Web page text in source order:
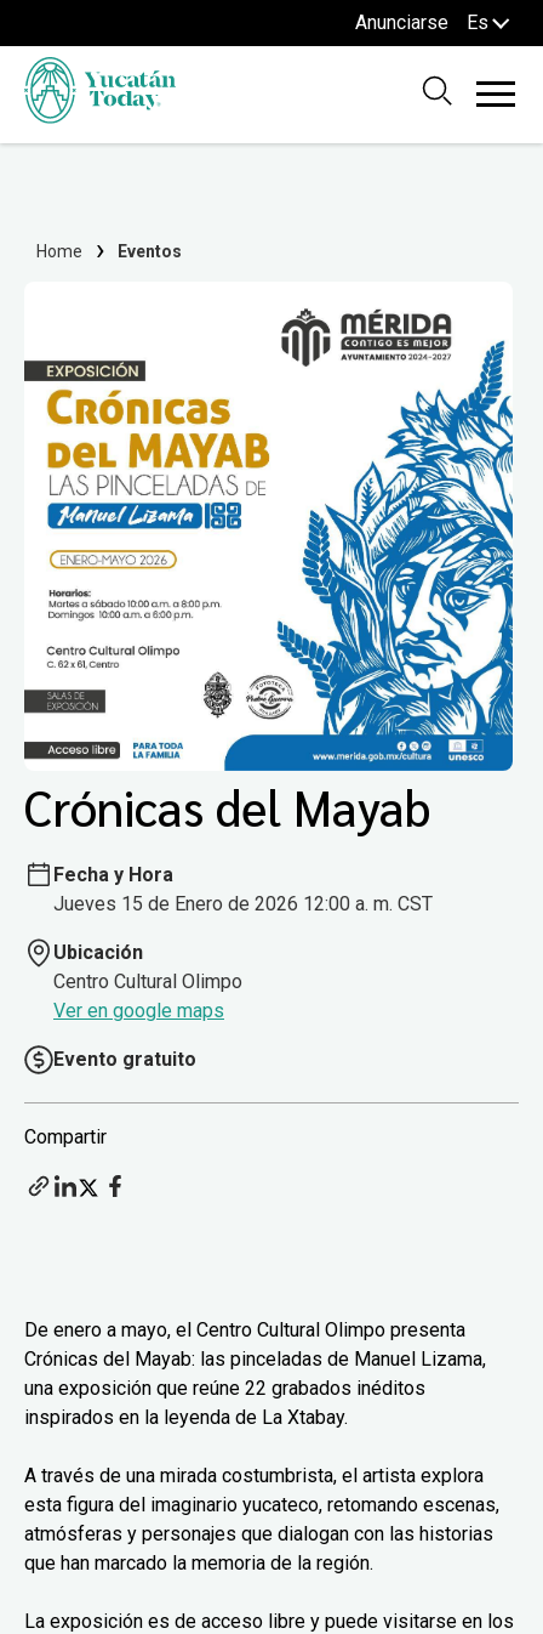
Anunciarse Es
Home Eventos
Crónicas del Mayab
Fecha y Hora
Jueves 15 de Enero de 2026 12:00 a. m. CST
Ubicación
Centro Cultural Olimpo
Ver en google maps
Evento gratuito
Compartir
De enero a mayo, el Centro Cultural Olimpo presenta
Crónicas del Mayab: las pinceladas de Manuel Lizama,
una exposición que reúne 22 grabados inéditos
inspirados en la leyenda de La Xtabay.
A través de una mirada costumbrista, el artista explora
esta figura del imaginario yucateco, retomando escenas,
atmósferas y personajes que dialogan con las historias
que han marcado la memoria de la región.
La exposición es de acceso libre y puede visitarse en los